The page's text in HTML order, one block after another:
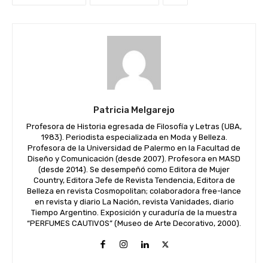
Patricia Melgarejo
Profesora de Historia egresada de Filosofía y Letras (UBA,
1983). Periodista especializada en Moda y Belleza.
Profesora de la Universidad de Palermo en la Facultad de
Diseño y Comunicación (desde 2007). Profesora en MASD
(desde 2014). Se desempeñó como Editora de Mujer
Country, Editora Jefe de Revista Tendencia, Editora de
Belleza en revista Cosmopolitan; colaboradora free-lance
en revista y diario La Nación, revista Vanidades, diario
Tiempo Argentino. Exposición y curaduría de la muestra
“PERFUMES CAUTIVOS” (Museo de Arte Decorativo, 2000).